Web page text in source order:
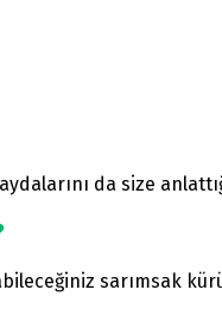
da size
sarımsak